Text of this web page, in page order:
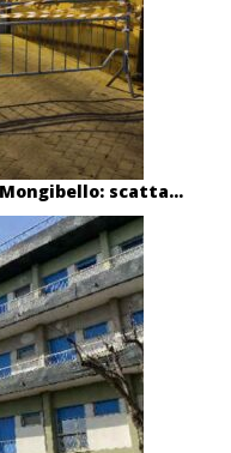
scatta...